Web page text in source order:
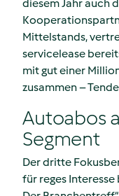
diesem Jahr auch
Mittelstands,
servicelease
mit gut einer
zusammen –
Autoabos
Segment
Der dritte
für reges Interesse